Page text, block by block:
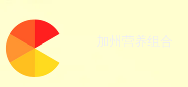
加州营养组合